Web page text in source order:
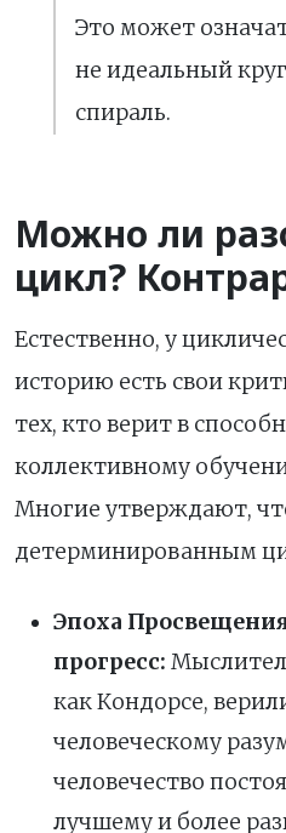
Это может
не идеальный
спираль.
Можно ли
цикл?
Естественно, у
историю есть свои
тех, кто верит в
коллективному
Многие утверждают,
детерминированным
Эпоха
прогресс:
как Кондорсе,
человеческому
человечество
лучшему и более